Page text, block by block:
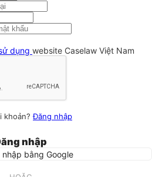
dụng website Caselaw Việt Nam
khoản?Đăng nhập
nhập
bằng Google